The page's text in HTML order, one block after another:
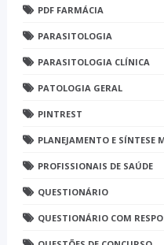
PDF FARMÁCIA
PARASITOLOGIA
PARASITOLOGIA CLÍNICA
PATOLOGIA GERAL
PINTREST
PLANEJAMENTO E SÍNTESE
PROFISSIONAIS DE SAÚDE
QUESTIONÁRIO
QUESTIONÁRIO COM